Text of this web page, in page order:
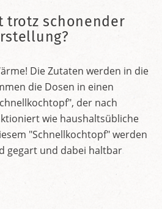
trotz schonender
Die Zutaten werden in die
die Dosen in einen
der nach
wie haushaltsübliche
"Schnellkochtopf" werden
gegart und dabei haltbar